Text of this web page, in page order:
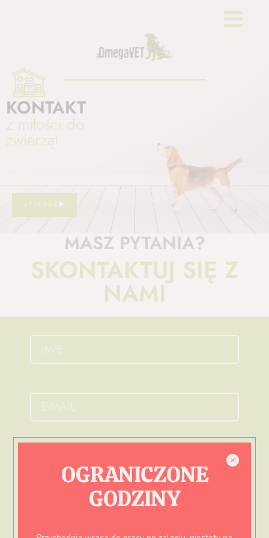
SPRAWDŹ
KONTAKT
z miłości do
zwierząt
MASZ PYTANIA?
SKONTAKTUJ SIĘ Z
NAMI
OGRANICZONE
GODZINY